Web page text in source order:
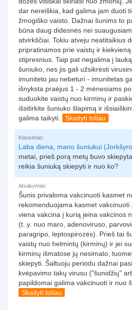
dar nereiškia, kad galima jam duoti
žmogiško vaisto. Dažnai šunims to
būna daug didesnės nei
atvirkščiai. Tokiu atveju neatitaikius
pripratinamos prie vaistų ir
stipresnius. Taip pat negalima į
šuniuko, nes jis gali užsikrėsti
imuniteto jau nebeturi - imunitetas
išnyksta praėjus 1 - 2 mėnesiams
suduokite vaistų nuo kirminų ir
išsitirkite šuniuko šlapimą ir
galima taikyti.
Skaityti toliau
Klausimas:
Laba diena, mano šuniukui (
metai, prieš porą metų buvo
reikia šuniuką skiepyti ir nuo ko?
Atsakymas:
Šunis privaloma vakcinuoti kasmet
rekomenduojama kasmet vakcinuoti
viena vakcina į kurią įeina vakcinos
(t. y. nuo maro, adenoviruso,
paragripo, leptospirozės). Prieš tai
vaistų nuo helmintų (kirminų) ir jei
kirminų išmatose jų nesimato,
skiepyti. Šaltuoju periodu dažnai
kvėpavimo takų virusu ("šunidžių"
papildomai galima vakcinuoti ir nuo
Skaityti toliau